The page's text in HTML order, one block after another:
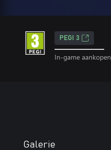
PEGI 3
In-game aankopen
Galerie